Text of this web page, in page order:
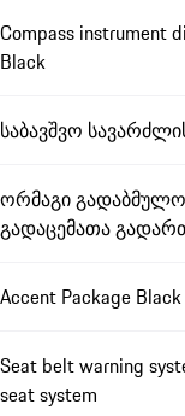
Compass instrument
Black
საბავშვო
ორმაგი
გადაცემათა
Accent Package Black
Seat belt warning
seat system